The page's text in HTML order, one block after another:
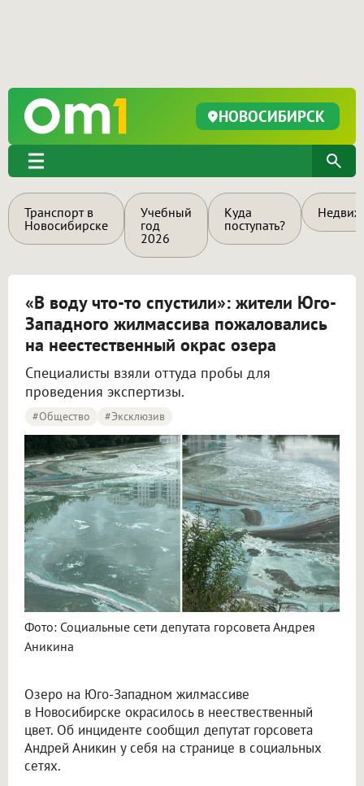
НОВОСИБИРСК
Транспорт в
Новосибирске
Учебный
год
2026
Куда
поступать?
«В воду что-то спустили»: жители Юго-
Западного жилмассива пожаловались
на неестественный окрас озера
Специалисты взяли оттуда пробы для
проведения экспертизы.
#Общество #эксклюзив
Фото: Социальные сети депутата горсовета Андрея
Аникина
Озеро на Юго-Западном жилмассиве
в Новосибирске окрасилось в неествественный
цвет. Об инциденте сообщил депутат горсовета
Андрей Аникин у себя на странице в социальных
сетях.